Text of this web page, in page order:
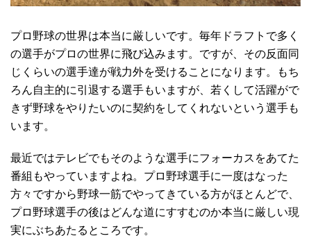
プロ野球の世界は本当に厳しいです。毎年ドラフトで多く
の選手がプロの世界に飛び込みます。ですが、その反面同
じくらいの選手達が戦力外を受けることになります。もち
ろん自主的に引退する選手もいますが、若くして活躍がで
きず野球をやりたいのに契約をしてくれないという選手も
います。
最近ではテレビでもそのような選手にフォーカスをあてた
番組もやっていますよね。プロ野球選手に一度はなった
方々ですから野球一筋でやってきている方がほとんどで、
プロ野球選手の後はどんな道にすすむのか本当に厳しい現
実にぶちあたるところです。